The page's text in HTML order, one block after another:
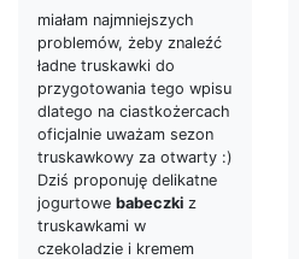
miałam najmniejszych
problemów, żeby znaleźć
ładne truskawki do
przygotowania tego wpisu
dlatego na ciastkożercach
oficjalnie uważam sezon
truskawkowy za otwarty :)
Dziś proponuję delikatne
jogurtowe babeczki z
truskawkami w
czekoladzie i kremem